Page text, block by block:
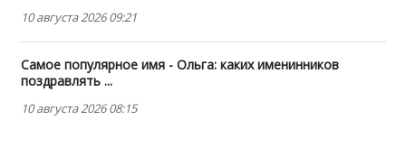
10 августа 2026 09:21
Самое популярное имя - Ольга: каких именинников
поздравлять ...
10 августа 2026 08:15